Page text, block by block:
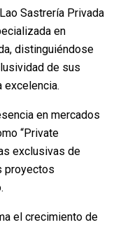
Sastrería Privada
en
distinguiéndose
de sus
excelencia.
en mercados
“Private
exclusivas de
proyectos
el crecimiento de